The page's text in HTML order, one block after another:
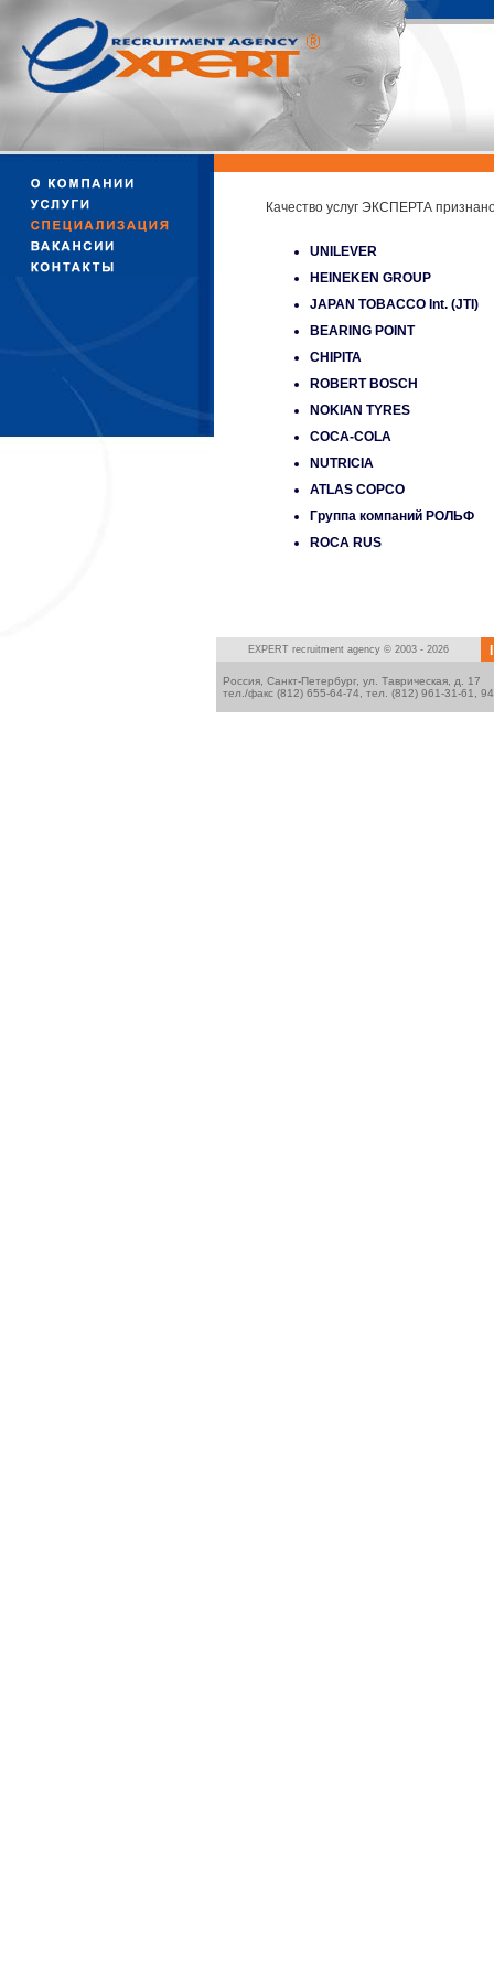
Качество услуг ЭКСПЕРТА
UNILEVER
HEINEKEN GROUP
JAPAN TOBACCO Int. (JTI)
BEARING POINT
CHIPITA
ROBERT BOSCH
NOKIAN TYRES
COCA-COLA
NUTRICIA
ATLAS COPCO
Группа компаний РОЛЬФ
ROCA RUS
EXPERT recruitment agency © 2003 - 2026
Россия, Санкт-Петербург, ул. Таврическая, д. 17
тел./факс (812) 655-64-74, тел. (812) 961-31-61,